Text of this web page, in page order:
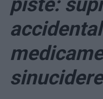
sinucidere